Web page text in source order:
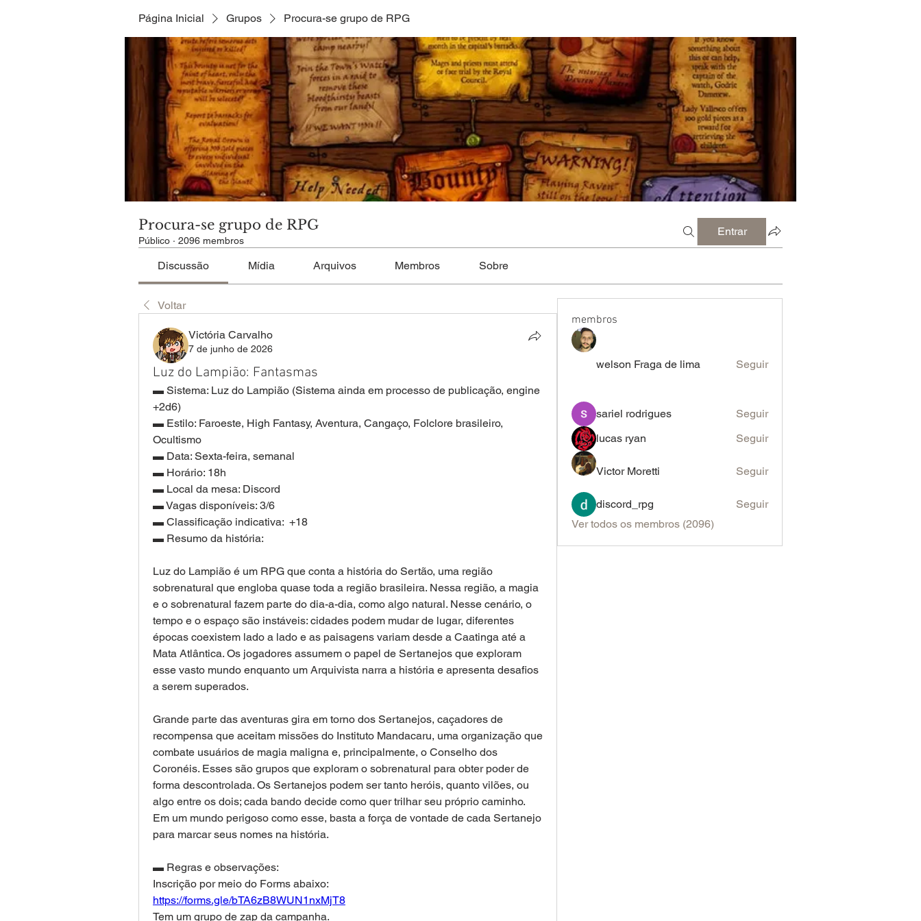
Página Inicial Grupos Procura-se grupo de RPG
Procura-se grupo de RPG
Público · 2096 membros
Entrar
Discussão Mídia Arquivos Membros Sobre
Voltar
Victória Carvalho
7 de junho de 2026
Luz do Lampião: Fantasmas
▬ Sistema: Luz do Lampião (Sistema ainda em processo de publicação, engine
+2d6)
▬ Estilo: Faroeste, High Fantasy, Aventura, Cangaço, Folclore brasileiro,
Ocultismo
▬ Data: Sexta-feira, semanal
▬ Horário: 18h
▬ Local da mesa: Discord
▬ Vagas disponíveis: 3/6
▬ Classificação indicativa:  +18
▬ Resumo da história:
Luz do Lampião é um RPG que conta a história do Sertão, uma região
sobrenatural que engloba quase toda a região brasileira. Nessa região, a magia
e o sobrenatural fazem parte do dia-a-dia, como algo natural. Nesse cenário, o
tempo e o espaço são instáveis: cidades podem mudar de lugar, diferentes
épocas coexistem lado a lado e as paisagens variam desde a Caatinga até a
Mata Atlântica. Os jogadores assumem o papel de Sertanejos que exploram
esse vasto mundo enquanto um Arquivista narra a história e apresenta desafios
a serem superados.
Grande parte das aventuras gira em torno dos Sertanejos, caçadores de
recompensa que aceitam missões do Instituto Mandacaru, uma organização que
combate usuários de magia maligna e, principalmente, o Conselho dos
Coronéis. Esses são grupos que exploram o sobrenatural para obter poder de
forma descontrolada. Os Sertanejos podem ser tanto heróis, quanto vilões, ou
algo entre os dois; cada bando decide como quer trilhar seu próprio caminho.
Em um mundo perigoso como esse, basta a força de vontade de cada Sertanejo
para marcar seus nomes na história.
▬ Regras e observações:
Inscrição por meio do Forms abaixo:
https://forms.gle/bTA6zB8WUN1nxMjT8
Tem um grupo de zap da campanha.
membros
welson Fraga de lima Seguir
sariel rodrigues
Seguir
lucas ryan
Seguir
Victor Moretti Seguir
discord_rpg
Seguir
Ver todos os membros (2096)